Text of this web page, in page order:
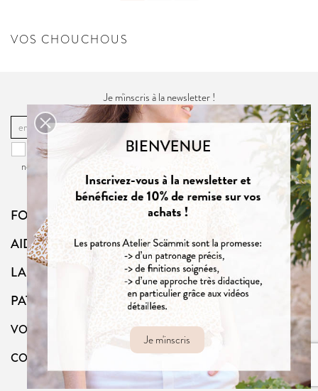
VOS CHOUCHOUS
Je m'inscris à la newsletter !
OK
Vous pouvez vous désinscrire à tout moment. Vous trouverez pour cela
nos informations de contact dans la
du site.
FOLLOW US
AIDE
LA BOUTIQUE
PATRONS
VOTRE COMPTE
CONTACT
Je m'inscris